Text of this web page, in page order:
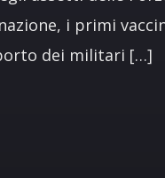
i primi
dei militari […]